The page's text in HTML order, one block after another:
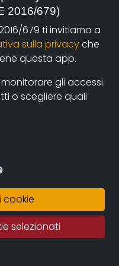
piattaforma di
partnership con sale
La collaborazione
il continuo
i prossimi anni
più variegata e
eleggendo ad uno
della
e nazionale e
tout court.
diritti d’autore
una fonte
porfessionisti in cui
2016/679)
679 ti invitiamo a
sulla privacyche
questa app.
gli accessi.
o scegliere quali
cookie
selezionati